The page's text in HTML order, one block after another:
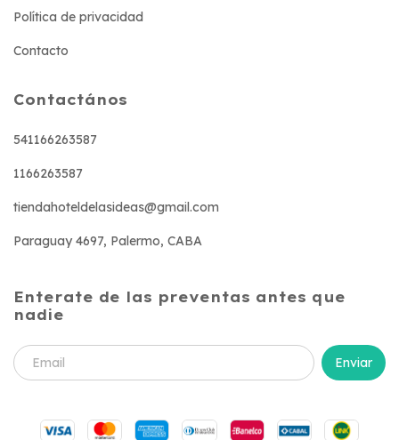
Política de privacidad
Contacto
Contactános
541166263587
1166263587
tiendahoteldelasideas@gmail.com
Paraguay 4697, Palermo, CABA
Enterate de las preventas antes que
nadie